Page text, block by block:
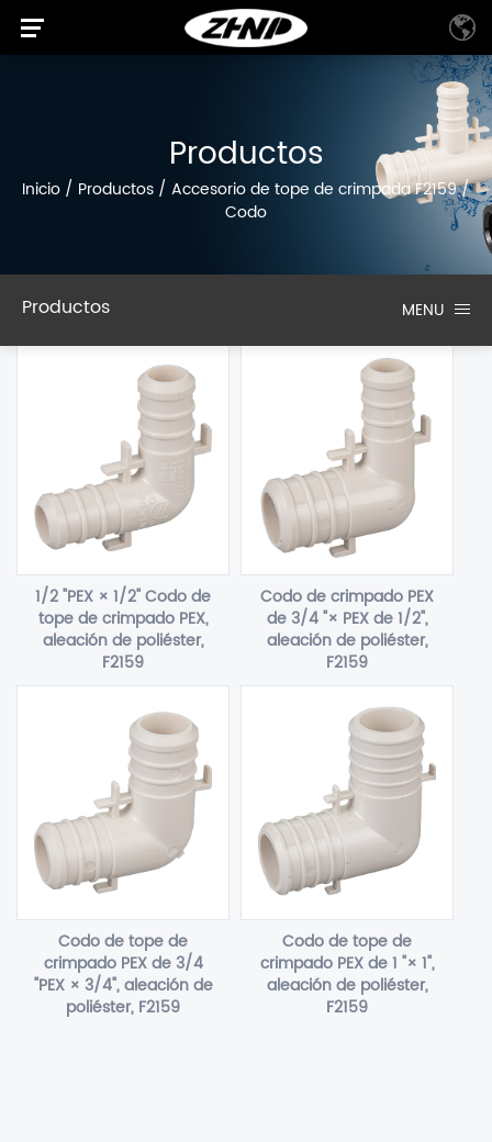
Productos
Inicio / Productos / Accesorio de tope de crimpada F2159/
Codo
Productos MENU
1/2 "PEX × 1/2" Codo de
tope de crimpado PEX,
aleación de poliéster,
F2159
Codo de crimpado PEX
de 3/4 "× PEX de 1/2",
aleación de poliéster,
F2159
Codo de tope de
crimpado PEX de 3/4
"PEX × 3/4", aleación de
poliéster, F2159
Codo de tope de
crimpado PEX de 1 "× 1",
aleación de poliéster,
F2159